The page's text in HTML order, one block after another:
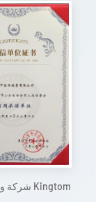
شركة وحدة النزاهة Kingtom